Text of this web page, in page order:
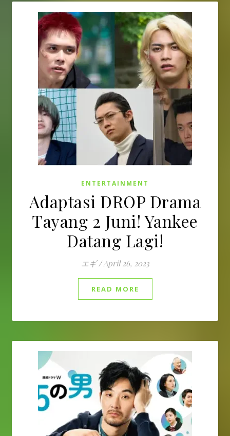
ENTERTAINMENT
Adaptasi DROP Drama
Tayang 2 Juni! Yankee
Datang Lagi!
エギ /April 26, 2023
READ MORE